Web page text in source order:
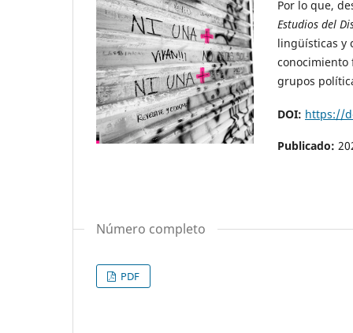
Por lo que,
Estudios del
lingüísticas y
conocimiento
grupos
DOI: https://
Publicado:
Número completo
PDF